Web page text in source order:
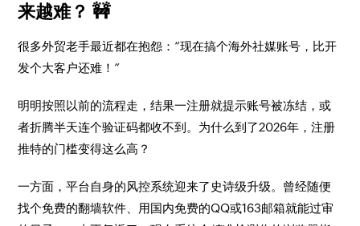
来越难？ 🚧
很多外贸老手最近都在抱怨：“现在搞个海外社媒账号，比开
发个大客户还难！”
明明按照以前的流程走，结果一注册就提示账号被冻结，或
者折腾半天连个验证码都收不到。为什么到了2026年，注册
推特的门槛变得这么高？
一方面，平台自身的风控系统迎来了史诗级升级。曾经随便
找个免费的翻墙软件、用国内免费的QQ或163邮箱就能过审